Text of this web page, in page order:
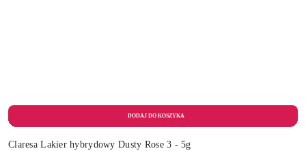
Claresa Lakier hybrydowy Dusty Rose 3 - 5g